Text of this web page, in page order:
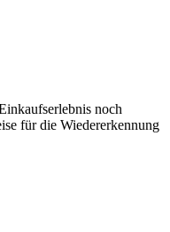
noch
für die Wiedererkennung